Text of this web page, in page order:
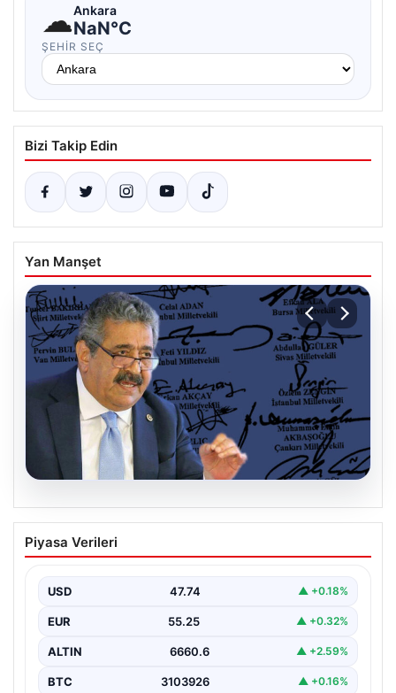
☁Ankara
NaN°C
ŞEHIR SEÇ
Bizi Takip Edin
Yan Manşet
MHP’li Feti Yıldız’dan Terörsüz Türkiye
İçin Çerçeve Yasa Tahmini
Yardımcısı Feti Yıldız, uzun süredir üzerinde çalışılan
ve…
Piyasa Verileri
USD 47.74 ▲ +0.18%
EUR 55.25 ▲ +0.32%
ALTIN 6660.6 ▲ +2.59%
BTC 3103926 ▲ +0.16%